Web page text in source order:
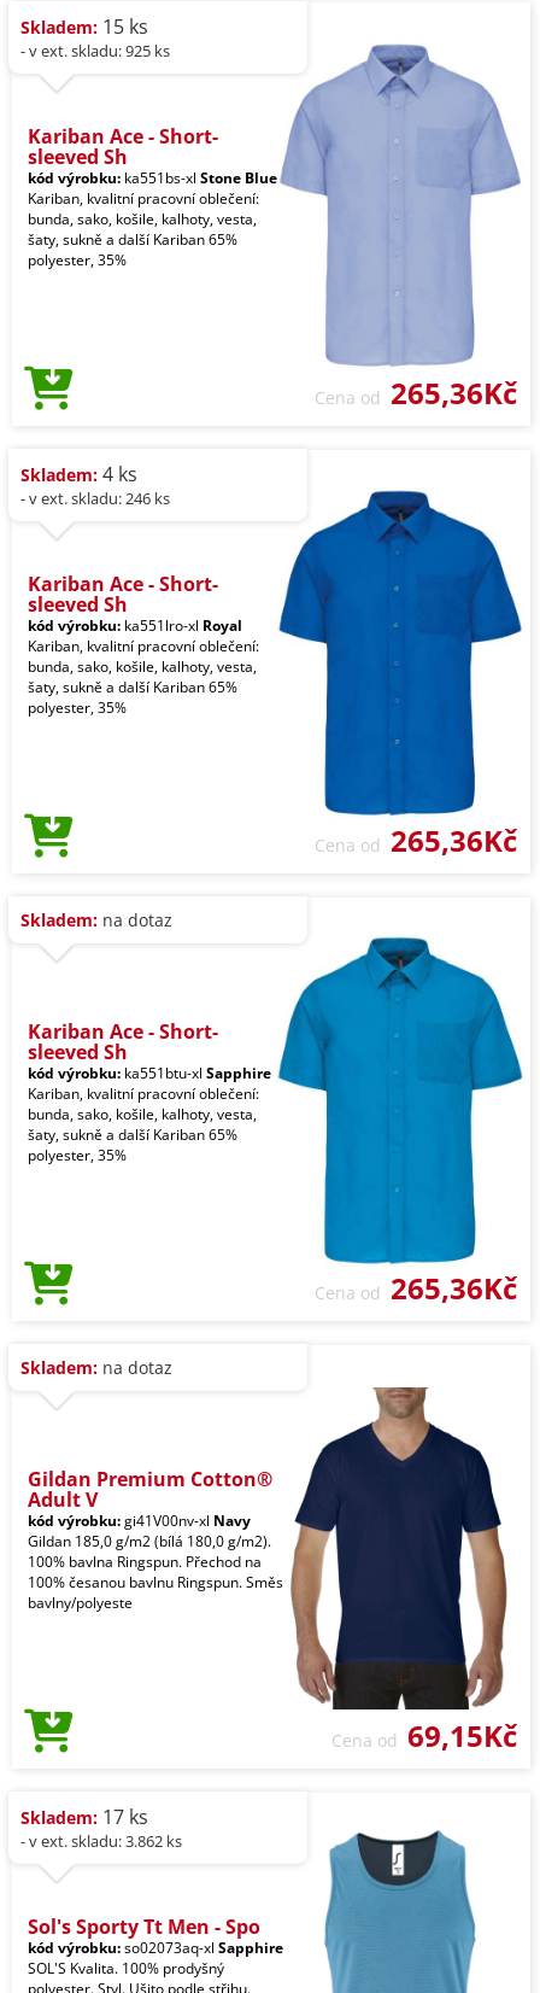
Skladem: 15 ks
- v ext. skladu: 925 ks
Kariban Ace - Short-
sleeved Sh
kód výrobku: ka551bs-xl Stone Blue
Kariban, kvalitní pracovní oblečení:
bunda, sako, košile, kalhoty, vesta,
šaty, sukně a další Kariban 65%
polyester, 35%
Cena od 265,36Kč
Skladem: 4 ks
- v ext. skladu: 246 ks
Kariban Ace - Short-
sleeved Sh
kód výrobku: ka551lro-xl Royal
Kariban, kvalitní pracovní oblečení:
bunda, sako, košile, kalhoty, vesta,
šaty, sukně a další Kariban 65%
polyester, 35%
Cena od 265,36Kč
Skladem: na dotaz
Kariban Ace - Short-
sleeved Sh
kód výrobku: ka551btu-xl Sapphire
Kariban, kvalitní pracovní oblečení:
bunda, sako, košile, kalhoty, vesta,
šaty, sukně a další Kariban 65%
polyester, 35%
Cena od 265,36Kč
Skladem: na dotaz
Gildan Premium Cotton®
Adult V
kód výrobku:gi41V00nv-xl Navy
Gildan 185,0 g/m2 (bílá 180,0 g/m2).
100% bavlna Ringspun. Přechod na
100% česanou bavlnu Ringspun. Směs
bavlny/polyeste
Cena od 69,15Kč
Skladem: 17 ks
- v ext. skladu: 3.862 ks
Sol's Sporty Tt Men - Spo
kód výrobku:so02073aq-xl Sapphire
SOL'S Kvalita. 100% prodyšný
polyester. Styl. Ušito podle střihu.